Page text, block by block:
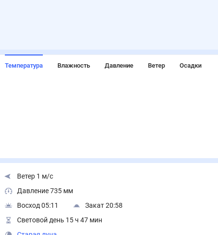
Температура Влажность Давление Ветер Осадки
Ветер 1 м/с
Давление 735 мм
Восход 05:11
Закат 20:58
Световой день 15 ч 47 мин